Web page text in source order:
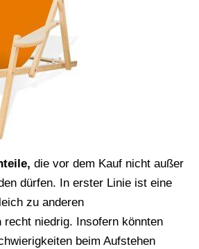
die vor dem Kauf nicht außer
dürfen. In erster Linie ist eine
zu anderen
recht niedrig. Insofern könnten
beim Aufstehen